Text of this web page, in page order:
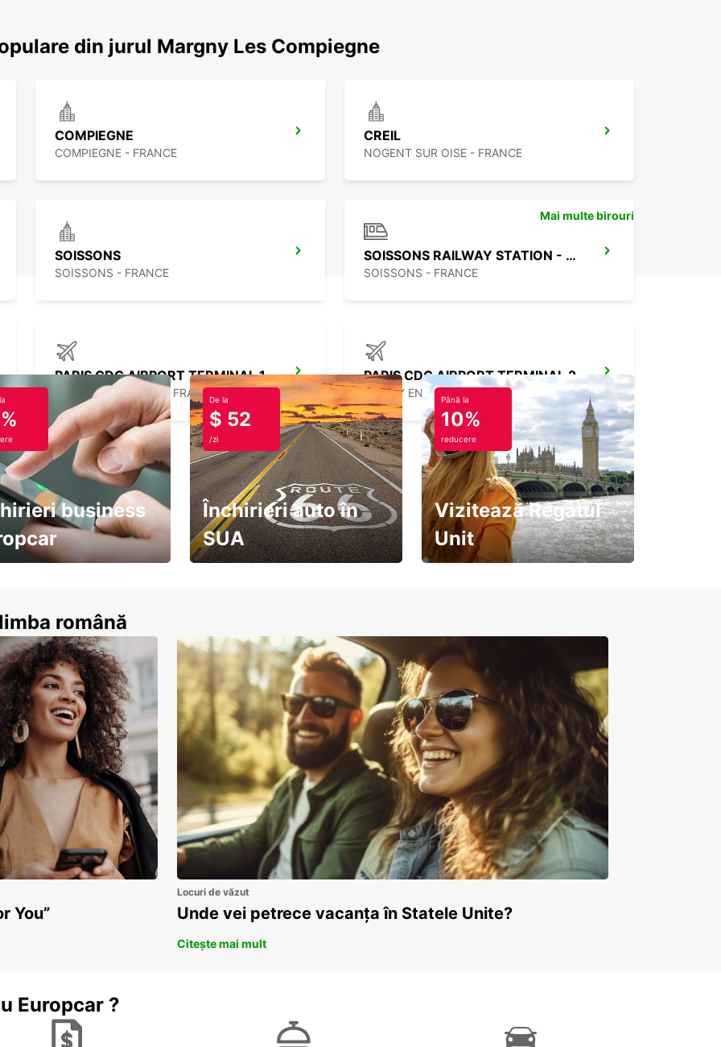
din jurul Margny Les Compiegne
COMPIEGNE
COMPIEGNE - FRANCE
CREIL
NOGENT SUR OISE - FRANCE
SOISSONS
SOISSONS - FRANCE
SOISSONS RAILWAY STATION - SERVICE POINT
SOISSONS - FRANCE
PARIS CDG AIRPORT TERMINAL 1
ROISSY EN FRANCE - FRANCE
PARIS CDG AIRPORT TERMINAL 2
ROISSY EN FRANCE - FRANCE
Mai multe birouri
business
De la
$ 52
/zi
Închirieri auto în
SUA
Până la
10%
reducere
Vizitează Regatul
Unit
română
You”
Locuri de văzut
Unde vei petrece vacanța în Statele Unite?
Citește mai mult
Europcar ?